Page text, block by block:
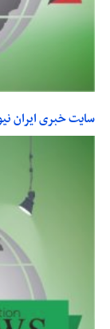
سایت خبری ایران